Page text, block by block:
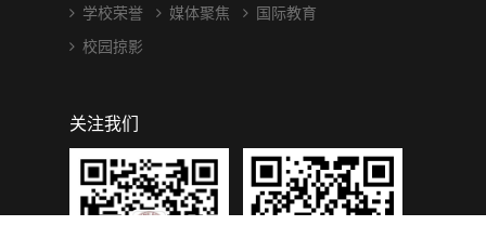
学校荣誉
校园掠影
媒体聚焦
国际教育
关注我们